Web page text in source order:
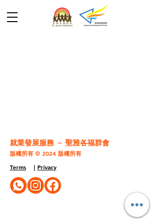
就業發展服務 － 聖雅各福群會
版權所有 © 2024 版權所有
Terms | Privacy